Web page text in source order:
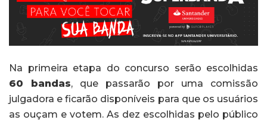
Na primeira etapa do concurso serão escolhidas
60 bandas, que passarão por uma comissão
julgadora e ficarão disponíveis para que os usuários
as ouçam e votem. As dez escolhidas pelo público